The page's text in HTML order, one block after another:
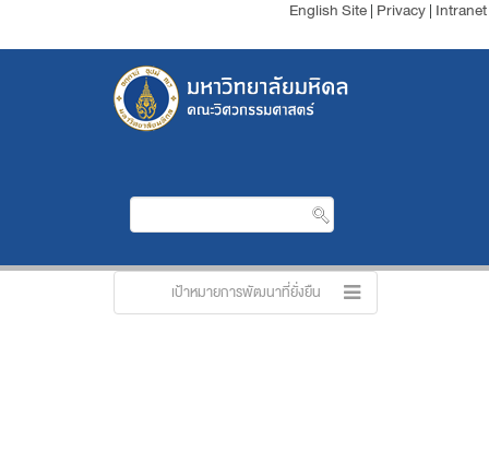
English Site| Privacy| Intranet
เป้าหมายการพัฒนาที่ยั่งยืน